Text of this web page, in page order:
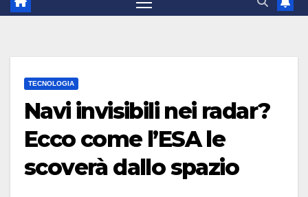
TECNOLOGIA
Navi invisibili nei radar?
Ecco come l’ESA le
scoverà dallo spazio